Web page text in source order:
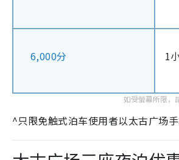
6,000分 1
^只限免触式泊车使用者以太古广场手